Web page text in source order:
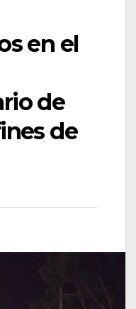
en el
de
de